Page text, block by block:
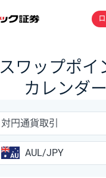
スワップポイ
カレンダー
対円通貨取引
AUL/JPY